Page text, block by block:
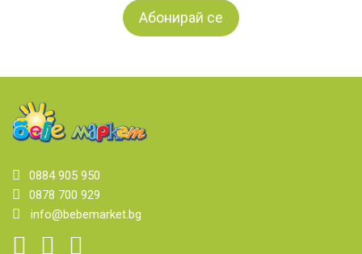
0884 905 950
0878 700 929
info@bebemarket.bg